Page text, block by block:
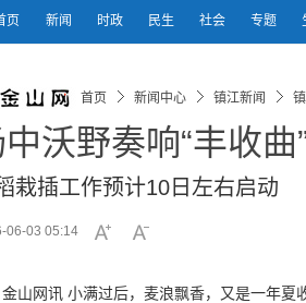
页 新闻 时政 民生 社会 专题
首页 新闻中心 镇江新闻
沃野奏响“丰收曲
栽插工作预计10日左右启动
06-03 05:14
金山网讯 小满过后，麦浪飘香，又是一年夏